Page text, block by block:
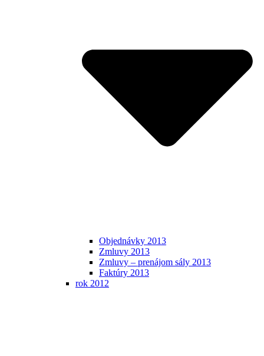
Objednávky 2013
Zmluvy 2013
Zmluvy – prenájom sály 2013
Faktúry 2013
rok 2012